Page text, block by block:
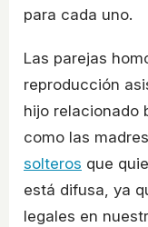
para cada uno.
Las parejas
reproducción
hijo relacionado
como las
solteros que
está difusa, ya
legales en